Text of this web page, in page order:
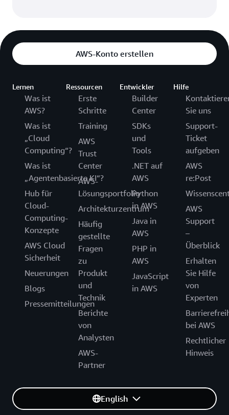
AWS-Konto erstellen
Lernen
Was ist
AWS?
Was ist
„Cloud
Computing“?
Was ist
„Agentenbasierte KI“?
Hub für
Cloud-
Computing-
Konzepte
AWS Cloud
Sicherheit
Neuerungen
Blogs
Pressemitteilungen
Ressourcen
Erste
Schritte
Training
AWS
Trust
Center
AWS-
Lösungsportfolio
Architekturzentrum
Häufig
gestellte
Fragen
zu
Produkt
und
Technik
Berichte
von
Analysten
AWS-
Partner
Entwickler
Builder
Center
SDKs
und
Tools
.NET auf
AWS
Python
in AWS
Java in
AWS
PHP in
AWS
JavaScript
in AWS
Hilfe
Sie uns
Support-
Ticket
aufgeben
AWS
re:Post
AWS
Support
–
Überblick
Erhalten
Sie Hilfe
von
Experten
bei AWS
Rechtlicher
Hinweis
English